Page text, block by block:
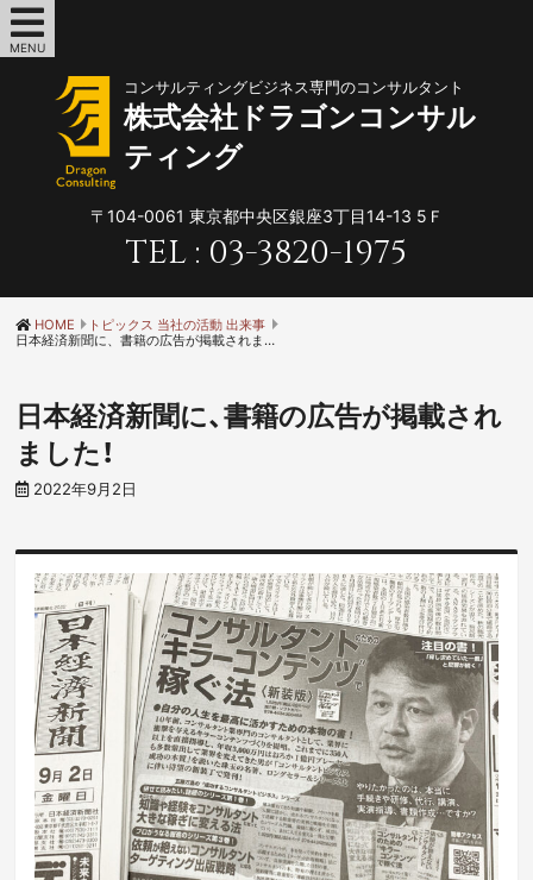
MENU
コンサルティングビジネス専門のコンサルタント
株式会社ドラゴンコンサル
ティング
〒104-0061 東京都中央区銀座3丁目14-13 5Ｆ
TEL : 03-3820-1975
HOME
トピックス 当社の活動 出来事
日本経済新聞に、書籍の広告が掲載されました！
日本経済新聞に、書籍の広告が掲載され
ました！
2022年9月2日